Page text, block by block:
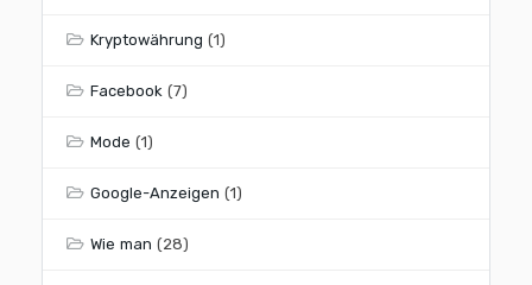
Kryptowährung (1)
Facebook (7)
Mode (1)
Google-Anzeigen (1)
Wie man (28)